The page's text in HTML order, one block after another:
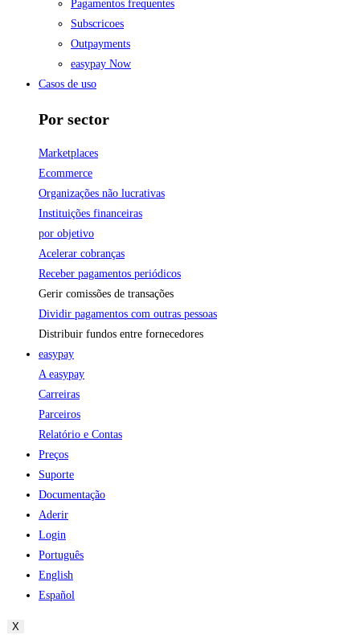
Pagamentos frequentes
Subscricoes
Outpayments
easypay Now
Casos de uso
Por sector
Marketplaces
Ecommerce
Organizações não lucrativas
Instituições financeiras
por objetivo
Acelerar cobranças
Receber pagamentos periódicos
Gerir comissões de transações
Dividir pagamentos com outras pessoas
Distribuir fundos entre fornecedores
easypay
A easypay
Carreiras
Parceiros
Relatório e Contas
Preços
Suporte
Documentação
Aderir
Login
Português
English
Español
X